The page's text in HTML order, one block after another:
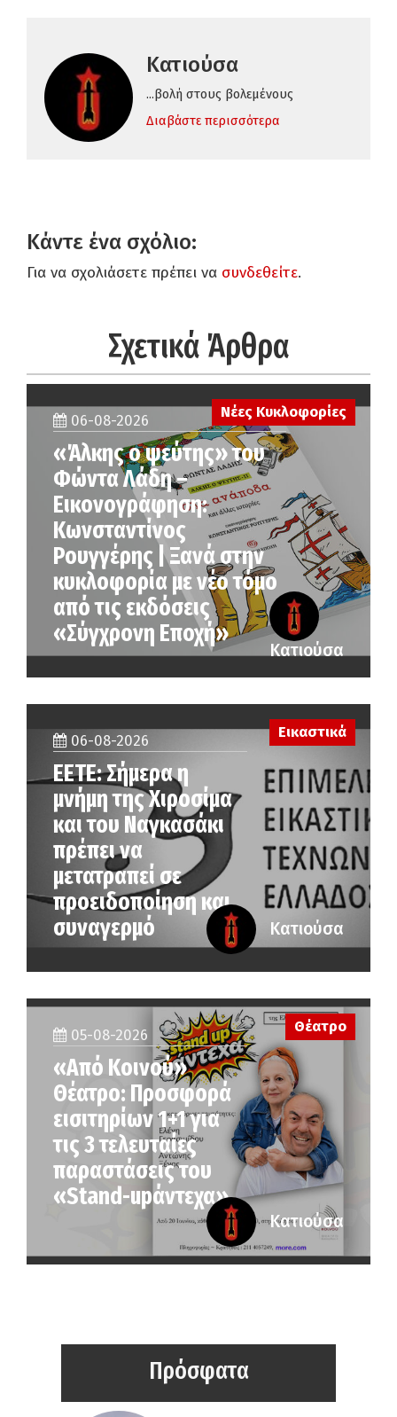
Κατιούσα
...βολή στους βολεμένους
Διαβάστε περισσότερα
Κάντε ένα σχόλιο:
Για να σχολιάσετε πρέπει να συνδεθείτε.
Σχετικά Άρθρα
Νέες Κυκλοφορίες
06-08-2026
«Άλκης ο ψεύτης» του
Φώντα Λάδη –
Εικονογράφηση:
Κωνσταντίνος
Ρουγγέρης | Ξανά στην
κυκλοφορία με νέο τόμο
από τις εκδόσεις
«Σύγχρονη Εποχή»
Κατιούσα
06-08-2026
ΕΕΤΕ: Σήμερα η
μνήμη της Χιροσίμα
και του Ναγκασάκι
πρέπει να
μετατραπεί σε
προειδοποίηση και
συναγερμό
Εικαστικά
Κατιούσα
05-08-2026
«Από Κοινού»
Θέατρο: Προσφορά
εισιτηρίων 1+1 για
τις 3 τελευταίες
παραστάσεις του
«Stand-upάντεχα»
Θέατρο
Κατιούσα
Πρόσφατα